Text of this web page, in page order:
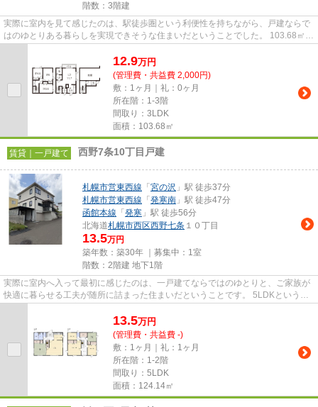
階数：3階建
実際に室内を見て感じたのは、駅徒歩圏という利便性を持ちながら、戸建ならで
はのゆとりある暮らしを実現できそうな住まいだということでした。 103.68㎡の
12.9万円
(管理費・共益費 2,000円)
敷：1ヶ月｜礼：0ヶ月
所在階：1-3階
間取り：3LDK
面積：103.68㎡
賃貸｜一戸建て 西野7条10丁目戸建
札幌市営東西線 「 宮の沢 」駅 徒歩37分
札幌市営東西線 「 発寒南 」駅 徒歩47分
函館本線 「 発寒 」駅 徒歩56分
北海道札幌市西区西野七条 １０丁目
13.5万円
築年数：築30年 ｜募集中： 1室
階数：2階建 地下1階
実際に室内へ入って最初に感じたのは、一戸建てならではのゆとりと、ご家族が
快適に暮らせる工夫が随所に詰まった住まいだということです。 5LDKという広
13.5万円
(管理費・共益費 -)
敷：1ヶ月｜礼：1ヶ月
所在階：1-2階
間取り：5LDK
面積：124.14㎡